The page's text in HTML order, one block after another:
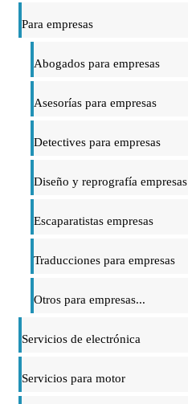
Para empresas
Abogados para empresas
Asesorías para empresas
Detectives para empresas
Diseño y reprografía empresas
Escaparatistas empresas
Traducciones para empresas
Otros para empresas...
Servicios de electrónica
Servicios para motor